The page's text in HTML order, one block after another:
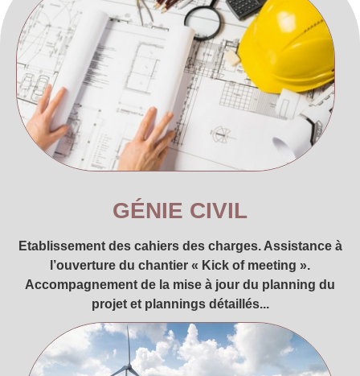
GÉNIE CIVIL
Etablissement des cahiers des charges. Assistance à
l’ouverture du chantier « Kick of meeting ».
Accompagnement de la mise à jour du planning du
projet et plannings détaillés...